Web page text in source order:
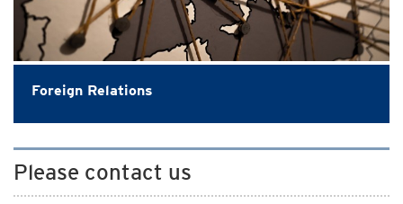
Foreign Relations
Please contact us